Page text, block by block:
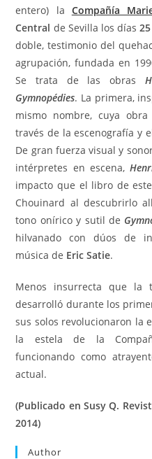
entero) la Compañía
Central de Sevilla los días
doble, testimonio del
agrupación, fundada en
Se trata de las obras
Gymnopédies. La primera,
mismo nombre, cuya
través de la escenografía y
De gran fuerza visual y
intérpretes en escena,
impacto que el libro de
Chouinard al descubrirlo
tono onírico y sutil de
hilvanado con dúos de
música de Eric Satie.
Menos insurrecta que la
desarrolló durante los
sus solos revolucionaron la
la estela de la
funcionando como
actual.
(Publicado en Susy Q.
2014)
Author